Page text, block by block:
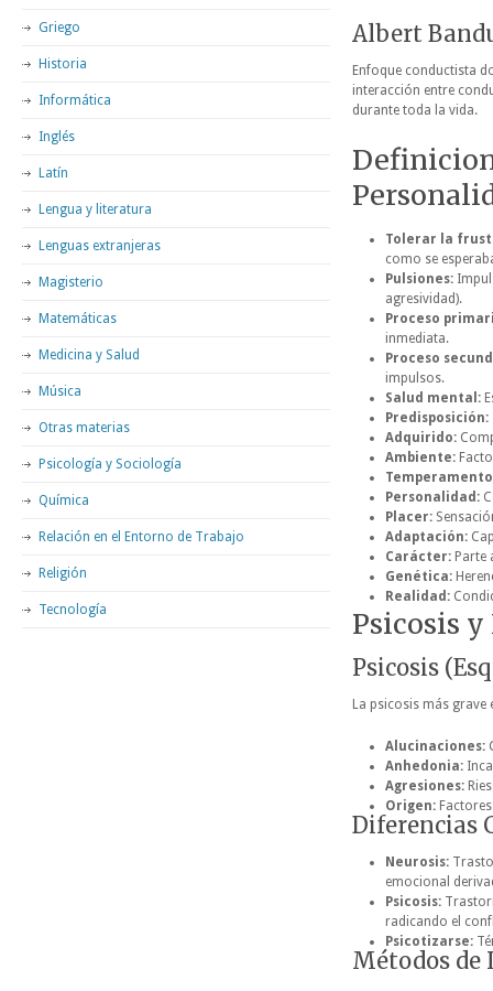
Albert
Enfoque conductista
interacción entre
durante toda la vida.
Tolerar la
como se
Pulsiones:
agresividad).
Proceso
inmediata.
Proceso
impulsos.
Salud mental:
Predisposición:
Adquirido:
Ambiente:
Personalidad:
Placer:
Adaptación:
Carácter: Parte
Genética:
Realidad:
Psicosis
Psicosis
La psicosis más grave
Alucinaciones:
Anhedonia:
Agresiones:
Origen:
Diferencias
Neurosis:
emocional
Psicosis:
radicando el
Psicotizarse:
Métodos
Griego
Historia
Informática
Inglés
Latín
Lengua y literatura
Lenguas extranjeras
Magisterio
Matemáticas
Medicina y Salud
Música
Otras materias
Psicología y Sociología
Química
Relación en el Entorno de Trabajo
Religión
Tecnología